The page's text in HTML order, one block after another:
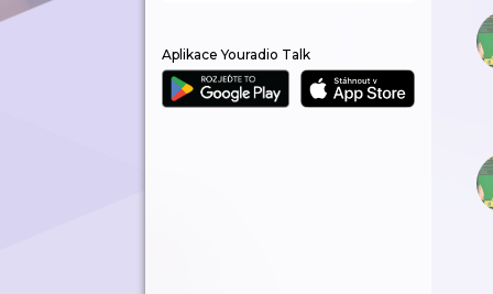
Aplikace Youradio Talk